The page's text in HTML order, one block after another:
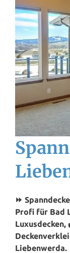
⏩
Profi für Bad
Luxusdecken,
Liebenwerda.